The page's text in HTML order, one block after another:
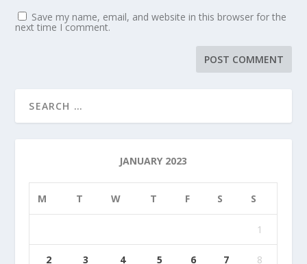
Save my name, email, and website in this browser for the
next time I comment.
JANUARY 2023
M T W T F S S
1
2 3 4 5 6 7 8